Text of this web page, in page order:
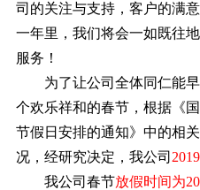
司的关注与支持，客户的满
一年里，我们将会一如既往
服务！
为了让公司全体同仁能早
个欢乐祥和的春节，根据《
节假日安排的通知》中的相
况，经研究决定，我公司
我公司春节放假时间为